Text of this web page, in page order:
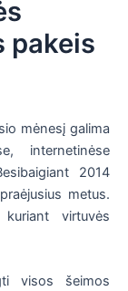
pakeis
mėnesį galima
internetinėse
2014
metus.
virtuvės
visos šeimos